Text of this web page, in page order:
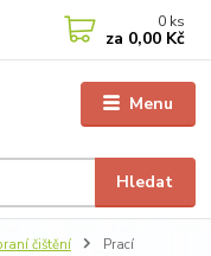
Menu
Hledat
0 ks
za 0,00 Kč
čištění
Prací